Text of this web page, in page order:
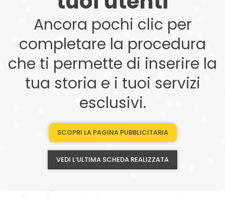
Ancora pochi clic per
completare la procedura
che ti permette di inserire la
tua storia e i tuoi servizi
esclusivi.
SCOPRI LA PAGINA PUBBLICITARIA
VEDI L’ULTIMA SCHEDA REALIZZATA